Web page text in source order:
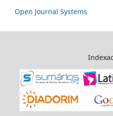
Open Journal Systems